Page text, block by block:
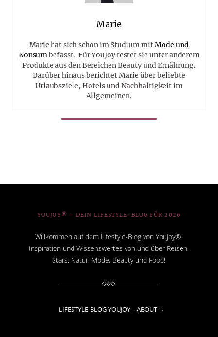
Marie
Marie hat sich schon im Studium mitMode und
Konsumbefasst. Für YouJoy testet sie unter anderem
Produkte aus den Bereichen Beauty und Ernährung.
Darüber hinaus berichtet Marie über beliebte
Urlaubsziele, Hotels und Nachhaltigkeit im
Allgemeinen.
YOUJOY® – DEIN LIFESTYLE-BLOG FÜR 2026
Willkommen auf dem Lifestyle-Blog von YouJoy®:
Inspiration und Wissenswertes von und über Reisen,
Stars, Natur, Mode, Beauty und Food!
LIFESTYLE-BLOG YOUJOY – ABOUT